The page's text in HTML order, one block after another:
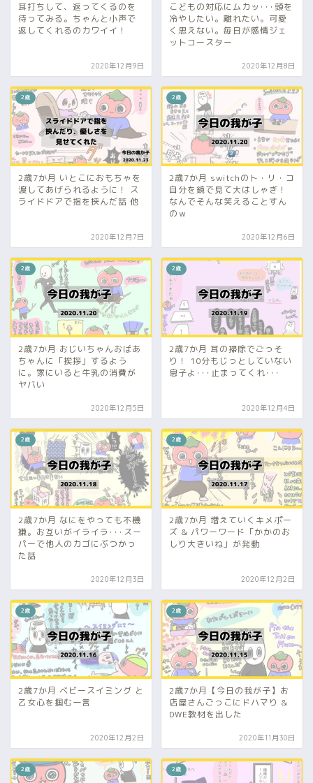
耳打ちして、返ってくるのを
待ってみる。ちゃんと小声で
返してくれるのカワイイ！
2020年12月9日
こどもの対応にムカッ･･･頭を
冷やしたい。離れたい。可愛
く思えない。毎日が感情ジェ
ットコースター
2020年12月8日
2歳
2歳7か月 いとこにおもちゃを
渡してあげられるように！ ス
ライドドアで指を挟んだ話 他
2020年12月7日
2歳
2歳7か月 switchのト・リ・コ
自分を鏡で見て大はしゃぎ！
なんでそんな笑えることすん
のｗ
2020年12月6日
2歳
2歳7か月 おじいちゃんおばあ
ちゃんに「挨拶」するよう
に。家にいると牛乳の消費が
ヤバい
2020年12月5日
2歳
2歳7か月 耳の掃除でごっそ
り！ 10分もじっとしていない
息子よ･･･止まってくれ･･･
2020年12月4日
2歳
2歳7か月 なにをやっても不機
嫌。お互いがイライラ･･･スー
パーで他人のカゴにぶつかっ
た話
2020年12月3日
2歳
2歳7か月 増えていくキメポー
ズ & パワーワード「かかのお
しり大きいね」が発動
2020年12月2日
2歳
2歳7か月 ベビースイミング と
乙女心を掴む一言
2020年12月2日
2歳
2歳7か月【今日の我が子】お
店屋さんごっこにドハマり &
DWE教材を出した
2020年11月30日
2歳 2歳